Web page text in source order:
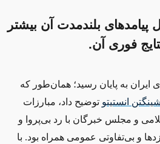
پیامدهای بلندمدت آن بیشتر
فوری آن.
ایران به پایان رسید؛ همان‌طور که
انستیتو توضیح داد، مبارزات
و مجلس خبرگان با رد بی‌پروا و
و بی‌تفاوتی عمومی همراه بود. با